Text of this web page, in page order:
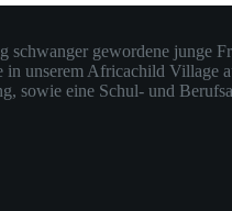
gewordene junge
unserem Africachild Village
sowie eine Schul- und